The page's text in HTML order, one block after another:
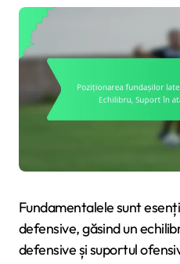
Fundamentalele sunt
defensive, găsind un
defensive și suportul